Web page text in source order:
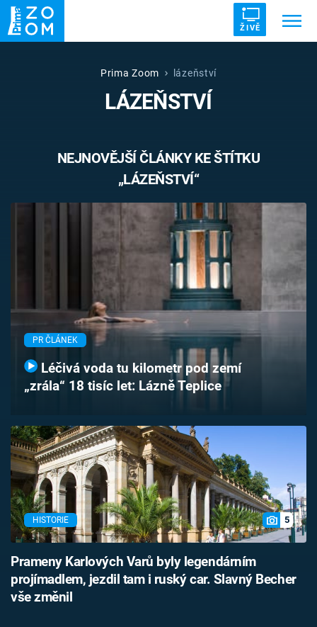
ŽIVĚ
UFO DRUHÁ SVĚTOVÁ VÁLKA
VETŘELCI DÁVNOVĚKU
Časopis
Sledujte prima+
Sledujte nás
Prima Zoom lázeňství
LÁZEŇSTVÍ
NEJNOVĚJŠÍ ČLÁNKY KE ŠTÍTKU
„LÁZEŇSTVÍ“
PR ČLÁNEK
Léčivá voda tu kilometr pod zemí
„zrála“ 18 tisíc let: Lázně Teplice
HISTORIE 5
Prameny Karlových Varů byly legendárním
projímadlem, jezdil tam i ruský car. Slavný Becher
vše změnil